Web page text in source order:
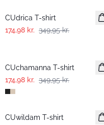
CUdrica T-shirt
174,98 kr. 349,95 kr.
CUchamanna T-shirt
174,98 kr. 349,95 kr.
-50%
CUwildam T-shirt